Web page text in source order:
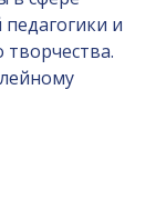
и
творчества.